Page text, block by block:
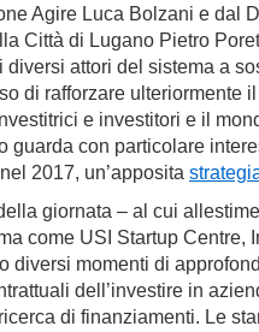
Agire Luca Bolzani e dal
Città di Lugano Pietro
diversi attori del sistema a
di rafforzare ulteriormente
e investitori e il
guarda con particolare
2017, un’apposita
giornata – al cui
come USI Startup Centre,
diversi momenti di
dell’investire in
di finanziamenti. Le